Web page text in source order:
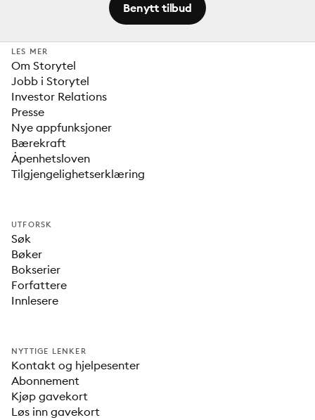
Benytt tilbud
LES MER
Om Storytel
Jobb i Storytel
Investor Relations
Presse
Nye appfunksjoner
Bærekraft
Åpenhetsloven
Tilgjengelighetserklæring
UTFORSK
Søk
Bøker
Bokserier
Forfattere
Innlesere
NYTTIGE LENKER
Kontakt og hjelpesenter
Abonnement
Kjøp gavekort
Løs inn gavekort